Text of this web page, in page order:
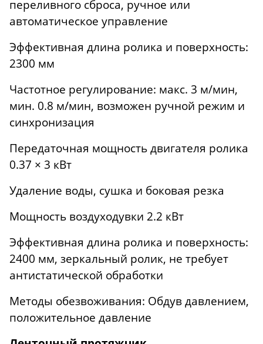
переливного сброса, ручное или
автоматическое управление
Эффективная длина ролика и поверхность:
2300 мм
Частотное регулирование: макс. 3 м/мин,
мин. 0.8 м/мин, возможен ручной режим и
синхронизация
Передаточная мощность двигателя ролика
0.37 × 3 кВт
Удаление воды, сушка и боковая резка
Мощность воздуходувки 2.2 кВт
Эффективная длина ролика и поверхность:
2400 мм, зеркальный ролик, не требует
антистатической обработки
Методы обезвоживания: Обдув давлением,
положительное давление